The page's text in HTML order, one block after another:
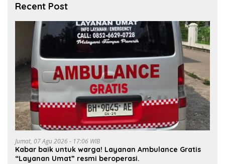
Recent Post
Jumat, 07 Agu 2026 - 17:06 WIB
Kabar baik untuk warga! Layanan Ambulance Gratis
“Layanan Umat” resmi beroperasi.